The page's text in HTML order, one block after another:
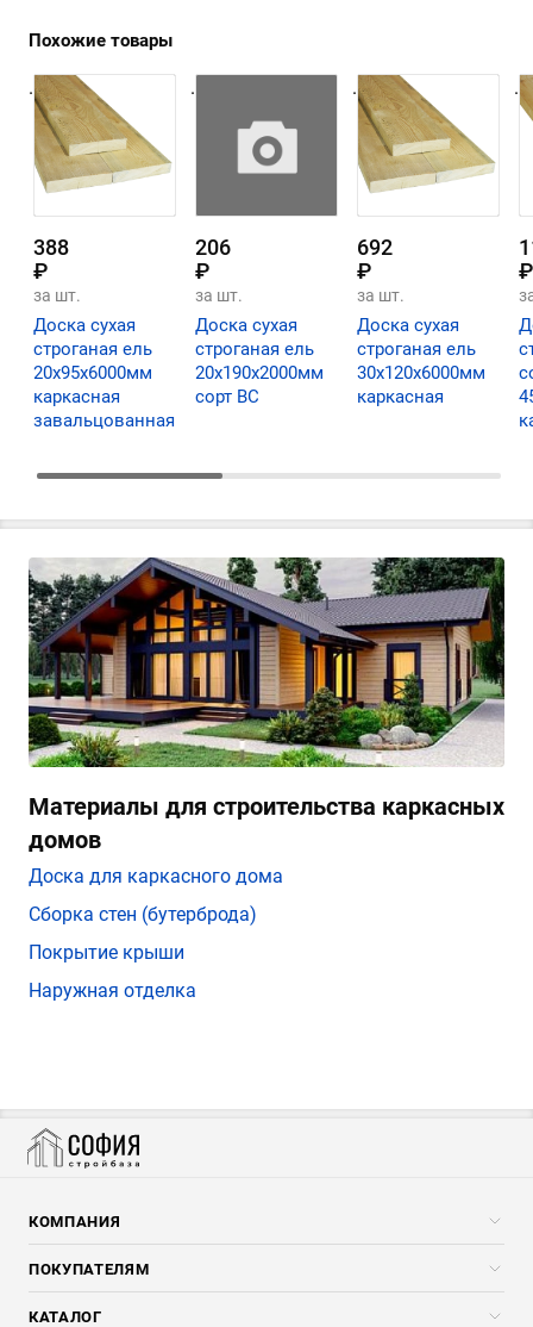
Похожие товары
.
388
₽
за шт.
Доска сухая
строганая ель
20х95х6000мм
каркасная
завальцованная
.
206
₽
за шт.
Доска сухая
строганая ель
20х190х2000мм
сорт ВС
.
692
₽
за шт.
Доска сухая
строганая ель
30х120х6000мм
каркасная
.
₽
Материалы для строительства каркасных
домов
Доска для каркасного дома
Сборка стен (бутерброда)
Покрытие крыши
Наружная отделка
КОМПАНИЯ
Компания
Услуги
ПОКУПАТЕЛЯМ
Скидки стройкомпаниям
КАТАЛОГ